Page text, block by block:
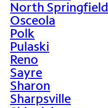
North Springfield
Osceola
Polk
Pulaski
Reno
Sayre
Sharon
Sharpsville